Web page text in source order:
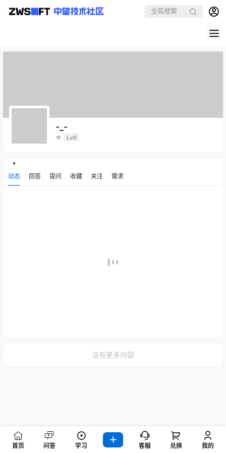
-_-
☆ Lv0
动态 回答 提问 收藏 关注 需求
没有更多内容
首页 问答 学习 客服 兑换 我的